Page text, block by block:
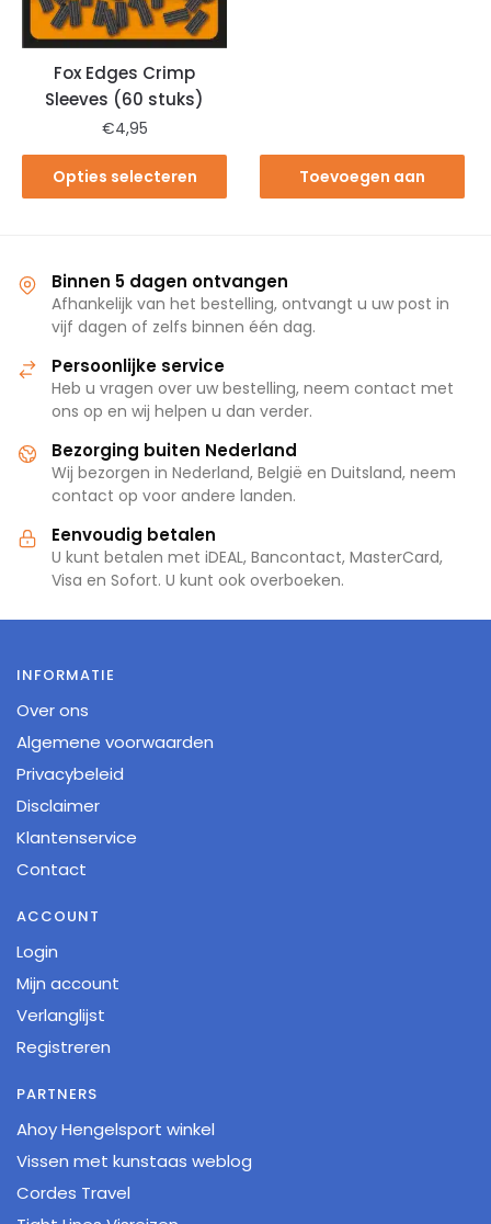
Fox Edges Crimp
Sleeves (60 stuks)
€4,95
Opties selecteren
Toevoegen aan
Binnen 5 dagen ontvangen
Afhankelijk van het bestelling, ontvangt u uw post in
vijf dagen of zelfs binnen één dag.
Persoonlijke service
Heb u vragen over uw bestelling, neem contact met
ons op en wij helpen u dan verder.
Bezorging buiten Nederland
Wij bezorgen in Nederland, België en Duitsland, neem
contact op voor andere landen.
Eenvoudig betalen
U kunt betalen met iDEAL, Bancontact, MasterCard,
Visa en Sofort. U kunt ook overboeken.
INFORMATIE
Over ons
Algemene voorwaarden
Privacybeleid
Disclaimer
Klantenservice
Contact
ACCOUNT
Login
Mijn account
Verlanglijst
Registreren
PARTNERS
Ahoy Hengelsport winkel
Vissen met kunstaas weblog
Cordes Travel